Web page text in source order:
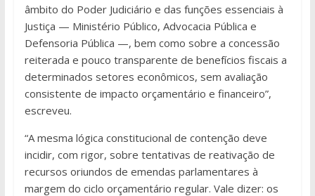
âmbito do Poder Judiciário e das funções essenciais à
Justiça — Ministério Público, Advocacia Pública e
Defensoria Pública —, bem como sobre a concessão
reiterada e pouco transparente de benefícios fiscais a
determinados setores econômicos, sem avaliação
consistente de impacto orçamentário e financeiro”,
escreveu.
“A mesma lógica constitucional de contenção deve
incidir, com rigor, sobre tentativas de reativação de
recursos oriundos de emendas parlamentares à
margem do ciclo orçamentário regular. Vale dizer: os